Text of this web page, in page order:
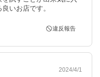
いお店です。
違反報告
2024/4/1